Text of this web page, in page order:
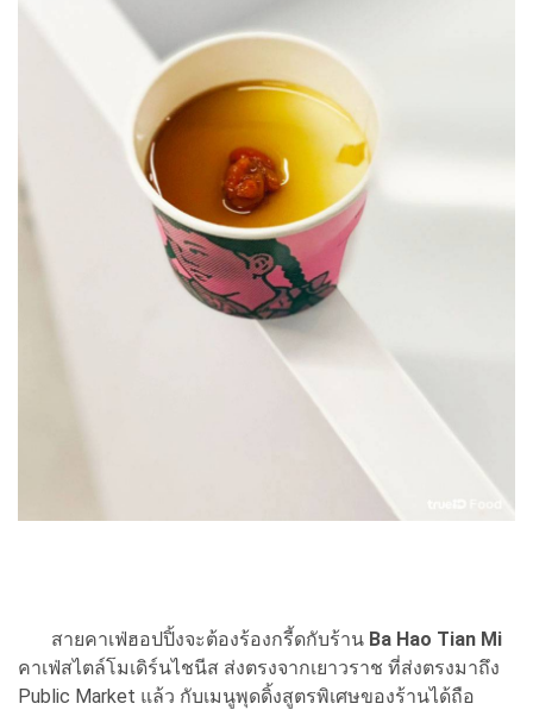
สายคาเฟ่ฮอปปิ้งจะต้องร้องกรี้ดกับร้าน Ba Hao Tian Mi
คาเฟ่สไตล์โมเดิร์นไชนีส ส่งตรงจากเยาวราช ที่ส่งตรงมาถึง
Public Market แล้ว กับเมนูพุดดิ้งสูตรพิเศษของร้านได้ถือ